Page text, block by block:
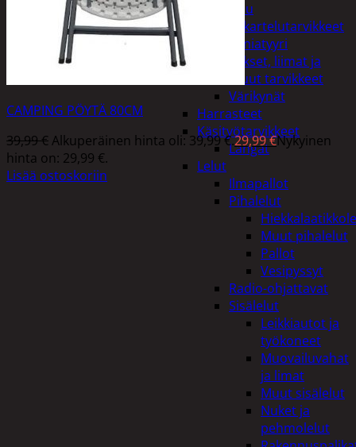
Askartelu
Askartelutarvikkeet
Miniatyyri
Sakset, liimat ja
muut tarvikkeet
Värikynät
Harrasteet
Käsityötarvikkeet
Langat
Lelut
Ilmapallot
Pihalelut
Muut pihalelut
Pallot
Vesipyssyt
Radio-ohjattavat
Sisälelut
Leikkiautot ja
työkoneet
Muovailuvahat
ja limat
Muut sisälelut
Nuket ja
pehmolelut
CAMPING PÖYTÄ 80CM
39,99€Alkuperäinen hinta oli: 39,99 €.29,99€Nykyinen
hinta on: 29,99 €.
Lisää ostoskoriin